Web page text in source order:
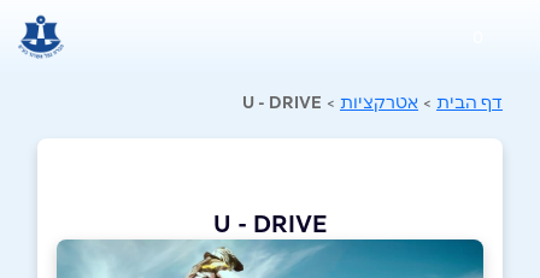
דף הבית > אטרקציות >
U - DRIVE
U - DRIVE